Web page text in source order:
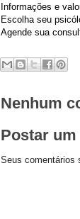
Informações e
Escolha seu
Agende sua
Nenhum
Postar
Seus comentários